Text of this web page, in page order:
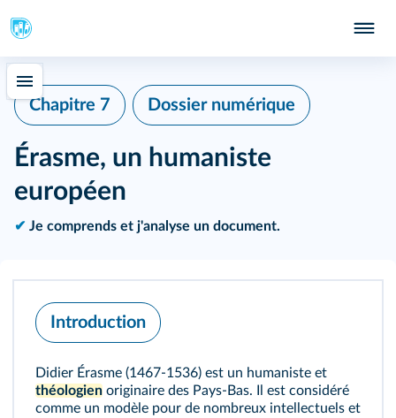
Chapitre 7 Dossier numérique
Érasme, un humaniste
européen
✔ Je comprends et j'analyse un document.
Introduction
Didier Érasme (1467-1536) est un humaniste et
théologien originaire des Pays-Bas. Il est considéré
comme un modèle pour de nombreux intellectuels et